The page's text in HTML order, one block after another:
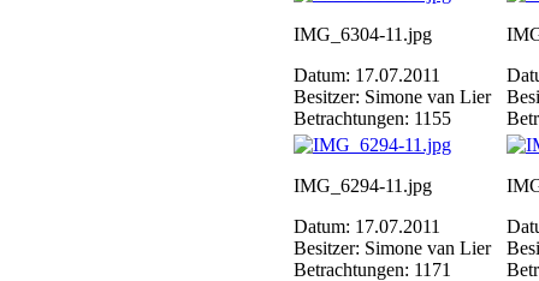
IMG_6304-11.jpg
Datum: 17.07.2011
Besitzer: Simone van Lier
Betrachtungen: 1155
IMG_6294-11.jpg
Datum: 17.07.2011
Besitzer: Simone van Lier
Betrachtungen: 1171